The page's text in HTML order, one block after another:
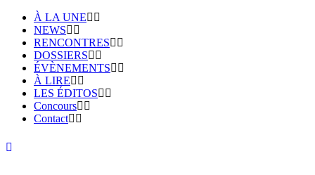
À LA UNE
NEWS
RENCONTRES
DOSSIERS
ÉVÈNEMENTS
À LIRE
LES ÉDITOS
Concours
Contact